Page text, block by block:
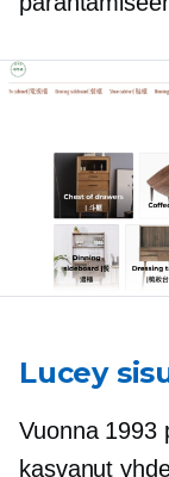
Lucey
Vuonna 1993
kasvanut